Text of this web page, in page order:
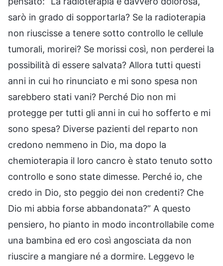
sarò in grado di sopportarla? Se la radioterapia
non riuscisse a tenere sotto controllo le cellule
tumorali, morirei? Se morissi così, non perderei la
possibilità di essere salvata? Allora tutti questi
anni in cui ho rinunciato e mi sono spesa non
sarebbero stati vani? Perché Dio non mi
protegge per tutti gli anni in cui ho sofferto e mi
sono spesa? Diverse pazienti del reparto non
credono nemmeno in Dio, ma dopo la
chemioterapia il loro cancro è stato tenuto sotto
controllo e sono state dimesse. Perché io, che
credo in Dio, sto peggio dei non credenti? Che
Dio mi abbia forse abbandonata?” A questo
pensiero, ho pianto in modo incontrollabile come
una bambina ed ero così angosciata da non
riuscire a mangiare né a dormire. Leggevo le